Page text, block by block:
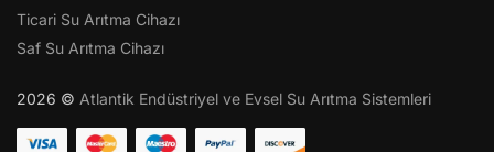
Ticari Su Arıtma Cihazı
Saf Su Arıtma Cihazı
2026 © Atlantik Endüstriyel ve Evsel Su Arıtma Sistemleri